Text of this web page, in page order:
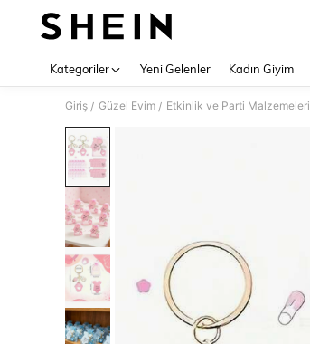
Kategoriler Yeni Gelenler Kadın Giyim
Giriş / Güzel Evim / Etkinlik ve Parti Malzemeleri